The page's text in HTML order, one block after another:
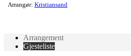
Arrangør: Kristiansand
Arrangement
Gjesteliste